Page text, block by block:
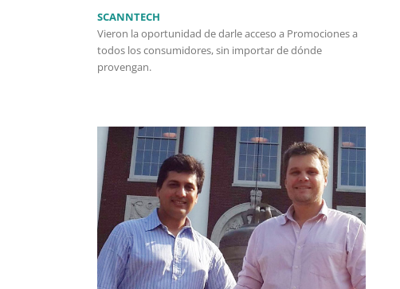
SCANNTECH
Vieron la oportunidad de darle acceso a Promociones a
todos los consumidores, sin importar de dónde
provengan.